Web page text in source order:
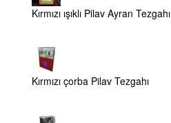
Kırmızı ışıklı Pilav Ayran Tezgahı
Kırmızı çorba Pilav Tezgahı